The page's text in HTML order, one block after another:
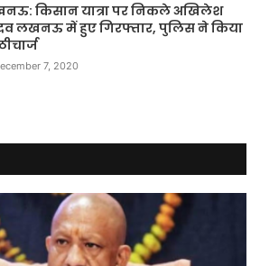
किसान यात्रा पर निकले अखिलेश
लखनऊ में हुए गिरफ्तार, पुलिस ने किया
7, 2020